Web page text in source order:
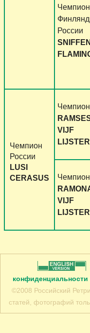
Чемпион
России
Чемпион
России
LUSI
CERASUS
VIJF
VIJF
конфиденциальности
©2008 Российский
статей, фотографий